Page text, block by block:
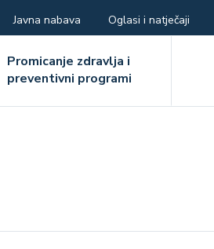
Javna nabava Oglasi i natječaji
Promicanje zdravlja i
preventivni programi